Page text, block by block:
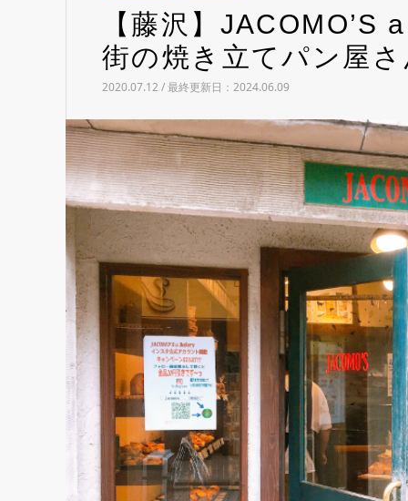
【藤沢】
街の焼き立てパン屋
2020.07.12 / 最終更新日：2024.06.09